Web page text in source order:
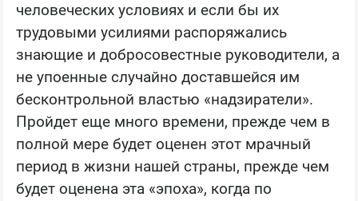
человеческих условиях и если бы их
трудовыми усилиями распоряжались
знающие и добросовестные руководители, а
не упоенные случайно доставшейся им
бесконтрольной властью «надзиратели».
Пройдет еще много времени, прежде чем в
полной мере будет оценен этот мрачный
период в жизни нашей страны, прежде чем
будет оценена эта «эпоха», когда по